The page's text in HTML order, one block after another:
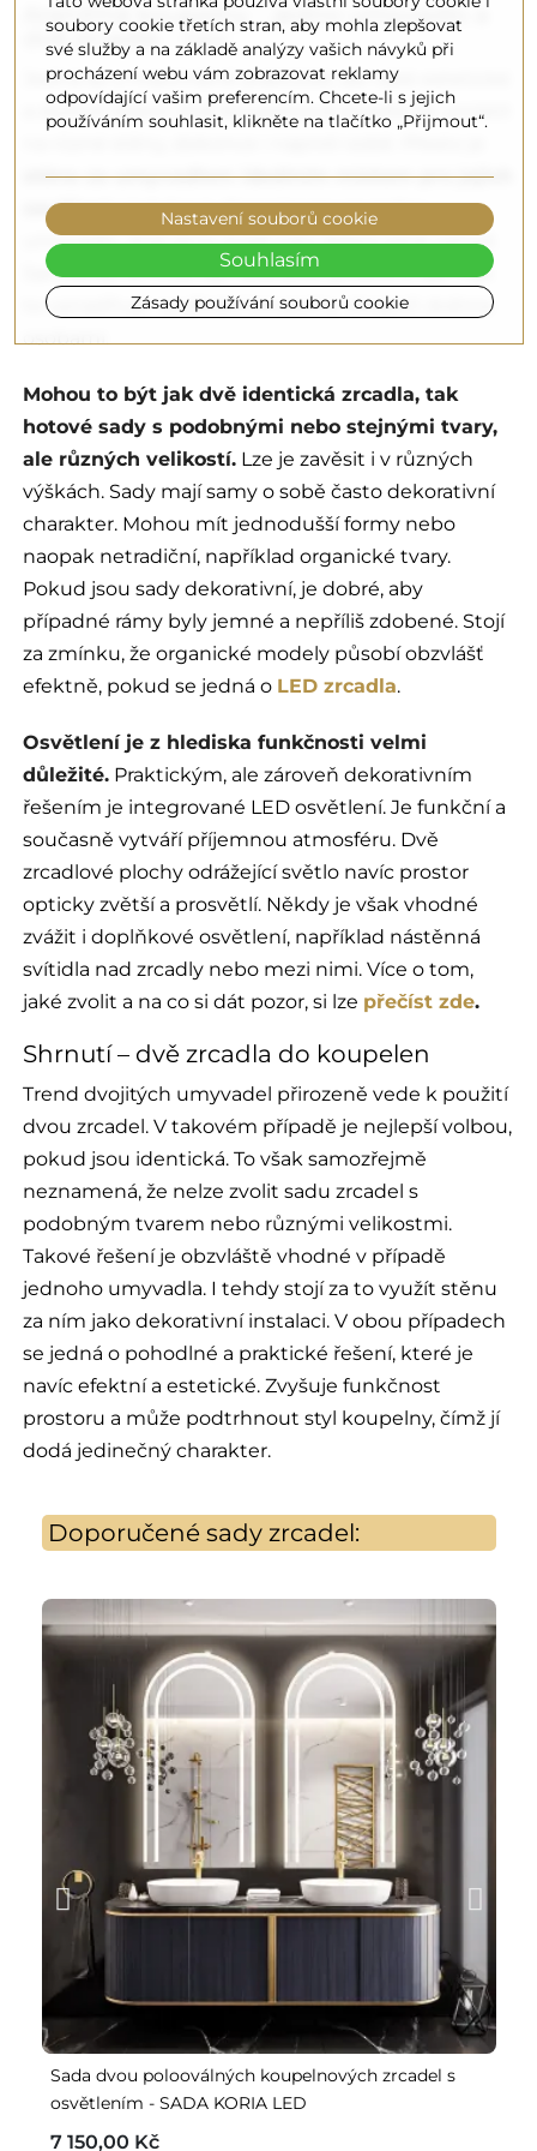
Aranžmá koupelny – jedno umyvadlo a
dvě zrcadla – tipy
Jedná se o maximálně praktické, ale také estetické
a stylové řešení. Dvě koupelnová zrcadla lze umístit
stěna za umyvadlem ideálním místem pro jejich
zavěšení. I když je k dispozici pouze jedno
umyvadlo, stojí za to zvolit toto řešení plné výhod.
Samozřejmě musí být dostatek prostoru, ale i tak
to usnadňuje využívání koupelny alespoň dvěma
Mohou to být jak dvě identická zrcadla, tak
hotové sady s podobnými nebo stejnými tvary,
ale různých velikostí. Lze je zavěsit i v různých
výškách. Sady mají samy o sobě často dekorativní
charakter. Mohou mít jednodušší formy nebo
naopak netradiční, například organické tvary.
Pokud jsou sady dekorativní, je dobré, aby
případné rámy byly jemné a nepříliš zdobené. Stojí
za zmínku, že organické modely působí obzvlášť
efektně, pokud se jedná o LED zrcadla.
Osvětlení je z hlediska funkčnosti velmi
důležité. Praktickým, ale zároveň dekorativním
řešením je integrované LED osvětlení. Je funkční a
současně vytváří příjemnou atmosféru. Dvě
zrcadlové plochy odrážející světlo navíc prostor
opticky zvětší a prosvětlí. Někdy je však vhodné
zvážit i doplňkové osvětlení, například nástěnná
svítidla nad zrcadly nebo mezi nimi. Více o tom,
jaké zvolit a na co si dát pozor, si lze přečíst zde.
Shrnutí – dvě zrcadla do koupelen
Trend dvojitých umyvadel přirozeně vede k použití
dvou zrcadel. V takovém případě je nejlepší volbou,
pokud jsou identická. To však samozřejmě
neznamená, že nelze zvolit sadu zrcadel s
podobným tvarem nebo různými velikostmi.
Takové řešení je obzvláště vhodné v případě
jednoho umyvadla. I tehdy stojí za to využít stěnu
za ním jako dekorativní instalaci. V obou případech
se jedná o pohodlné a praktické řešení, které je
navíc efektní a estetické. Zvyšuje funkčnost
prostoru a může podtrhnout styl koupelny, čímž jí
dodá jedinečný charakter.
Doporučené sady zrcadel:
Sada dvou polooválných koupelnových zrcadel s
osvětlením - SADA KORIA LED
7 150,00 Kč
soubory cookie třetích stran, aby mohla zlepšovat
své služby a na základě analýzy vašich návyků při
procházení webu vám zobrazovat reklamy
odpovídající vašim preferencím. Chcete-li s jejich
používáním souhlasit, klikněte na tlačítko „Přijmout“.
Zásady používání souborů cookie
Nastavení souborů cookie
Souhlasím